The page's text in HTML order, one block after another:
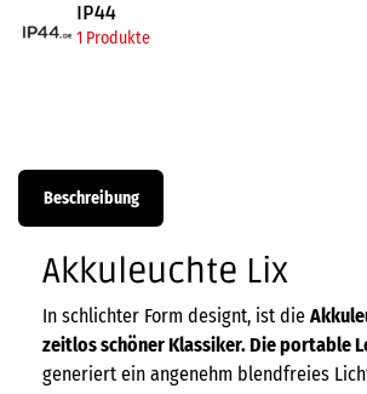
IP44
1 Produkte
Beschreibung
Akkuleuchte Lix
In schlichter Form designt, ist die
zeitlos schöner Klassiker. Die portable
generiert ein angenehm blendfreies